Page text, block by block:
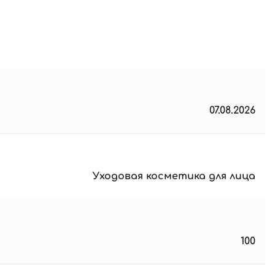
07.08.2026
Уходовая косметика для лица
100